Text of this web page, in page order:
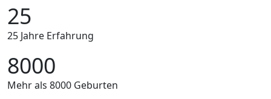
25
25 Jahre Erfahrung
8000
Mehr als 8000 Geburten